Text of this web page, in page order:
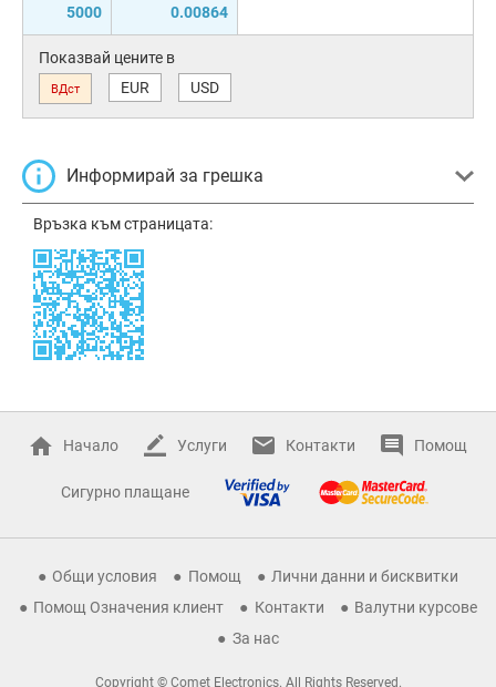
5000 0.00864
Показвай цените в
ВДст EUR USD
Информирай за грешка
Връзка към страницата:
Начало Услуги Контакти Помощ
Сигурно плащане
Общи условия Помощ
Лични данни и бисквитки
Помощ Означения клиент
Контакти
Валутни курсове
За нас
Copyright © Comet Electronics. All Rights Reserved.